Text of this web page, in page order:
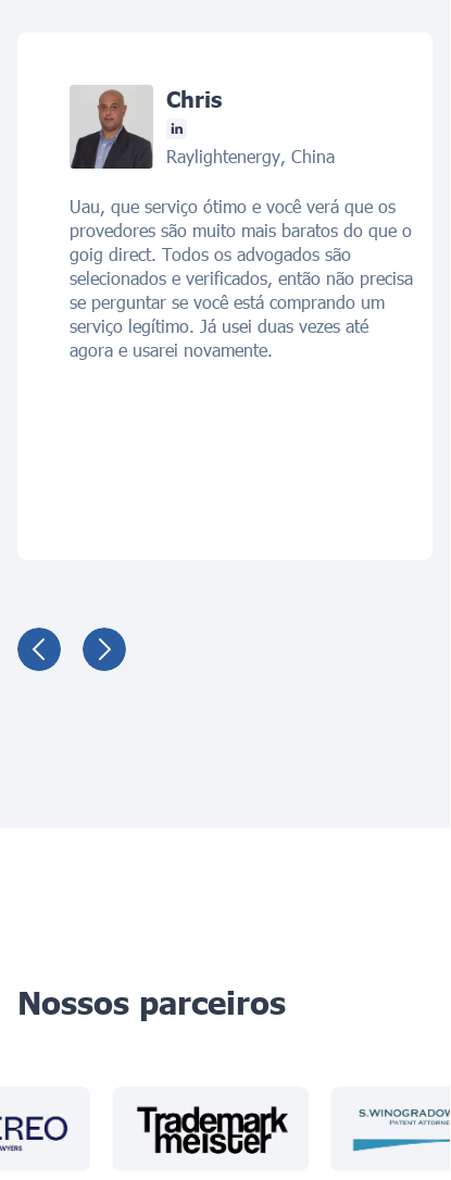
Chris
Raylightenergy, China
Uau, que serviço ótimo e você verá que os
provedores são muito mais baratos do que o
goig direct. Todos os advogados são
selecionados e verificados, então não precisa
se perguntar se você está comprando um
serviço legítimo. Já usei duas vezes até
agora e usarei novamente.
Nossos parceiros